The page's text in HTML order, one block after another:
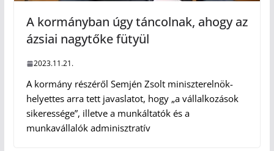
A kormányban úgy táncolnak, ahogy az
ázsiai nagytőke fütyül
2023.11.21.
A kormány részéről Semjén Zsolt miniszterelnök-
helyettes arra tett javaslatot, hogy „a vállalkozások
sikeressége”, illetve a munkáltatók és a
munkavállalók adminisztratív